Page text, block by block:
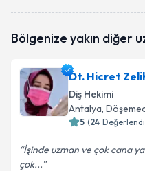
Bölgenize yakın diğer
Dt. Hicret
Diş Hekimi
Antalya,
5 (24
İşinde uzman ve çok cana
çok...